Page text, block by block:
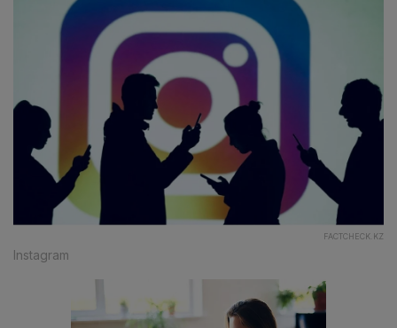
FACTCHECK.KZ
Instagram